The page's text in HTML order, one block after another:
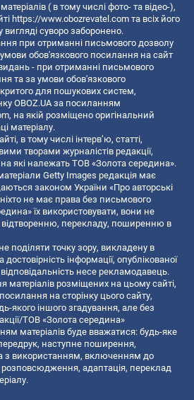
( в тому числі фото- та відео-),
https://www.obozrevatel.com та всіх його
суворо заборонено.
при отриманні письмового дозволу
обов'язкового посилання на сайт
- при отриманні письмового
та за умови обов'язкового
для пошукових систем,
OBOZ.UA за посиланням
, на якій розміщено оригінальний
матеріалу.
в тому числі інтерв’ю, статті,
творами журналістів редакції,
які належать ТОВ «Золота середина».
Getty Images редакція має
законом України «Про авторські
не має права без письмового
їх використовувати, вони не
перекладу, поширенню в
поділяти точку зору, викладену в
інформації, опублікованої
несе рекламодавець.
матеріалів розміщених на цьому сайті,
на сторінку цього сайту,
якого іншого згадування, але без
ТОВ «Золота середина»
матеріалів буде вважатися: будь-яке
наступне поширення,
з використанням, включенням до
розповсюдження, адаптація, переклад